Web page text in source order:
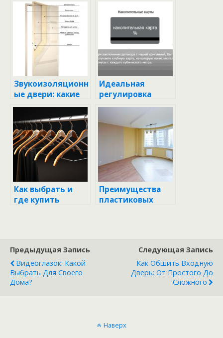
Звукоизоляционн
ые двери: какие
бывают и какие
выбрать?
Идеальная
регулировка
пластиковых
окон: пошаговая
инструкция с
картинками
Как выбрать и
где купить
Преимущества
пластиковых
Предыдущая Запись
Видеоглазок: Какой
Выбрать Для Своего
Дома?
Следующая Запись
Как Обшить Входную
Дверь: От Простого До
Сложного
Наверх